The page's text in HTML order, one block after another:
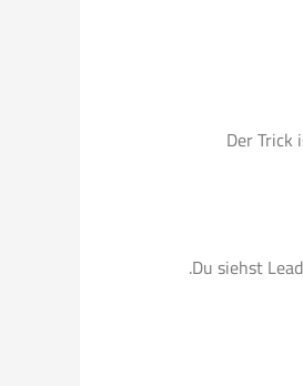
Der
Du siehst